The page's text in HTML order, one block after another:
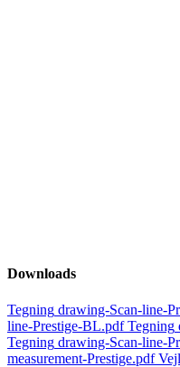
Downloads
Tegning drawing-Scan-line-
line-Prestige-BL.pdf Tegning
Tegning drawing-Scan-line-
measurement-Prestige.pdf